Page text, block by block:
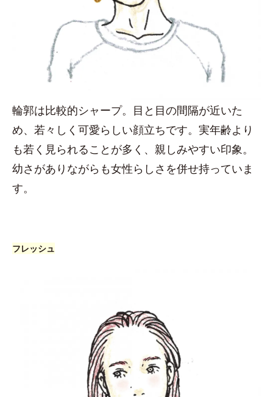
輪郭は比較的シャープ。目と目の間隔が近いた
め、若々しく可愛らしい顔立ちです。実年齢より
も若く見られることが多く、親しみやすい印象。
幼さがありながらも女性らしさを併せ持っていま
す。
フレッシュ